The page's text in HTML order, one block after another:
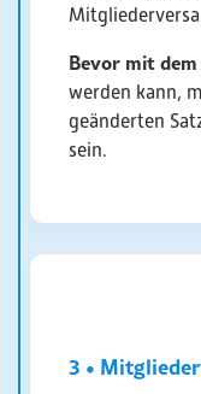
Bevor mit
werden kann,
geänderten
sein.
3 •